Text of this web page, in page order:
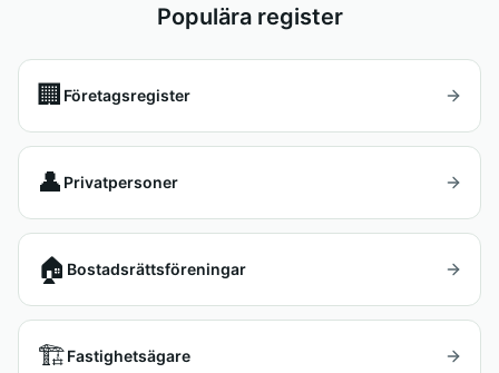
Populära register
🏢 Företagsregister
👤 Privatpersoner
🏠 Bostadsrättsföreningar
🏗️Fastighetsägare